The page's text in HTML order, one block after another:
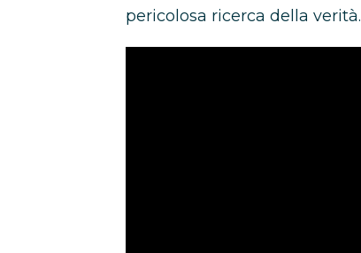
pericolosa ricerca della verità.